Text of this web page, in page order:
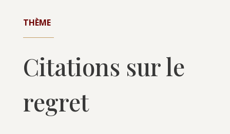
THÈME
Citations sur le
regret